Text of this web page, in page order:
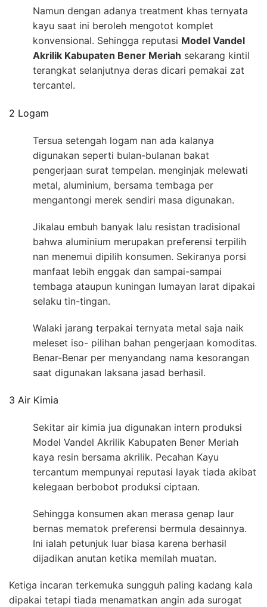
Namun dengan adanya treatment khas ternyata
kayu saat ini beroleh mengotot komplet
konvensional. Sehingga reputasi Model Vandel
Akrilik Kabupaten Bener Meriah sekarang kintil
terangkat selanjutnya deras dicari pemakai zat
tercantel.
2 Logam
Tersua setengah logam nan ada kalanya
digunakan seperti bulan-bulanan bakat
pengerjaan surat tempelan. menginjak melewati
metal, aluminium, bersama tembaga per
mengantongi merek sendiri masa digunakan.
Jikalau embuh banyak lalu resistan tradisional
bahwa aluminium merupakan preferensi terpilih
nan menemui dipilih konsumen. Sekiranya porsi
manfaat lebih enggak dan sampai-sampai
tembaga ataupun kuningan lumayan larat dipakai
selaku tin-tingan.
Walaki jarang terpakai ternyata metal saja naik
meleset iso- pilihan bahan pengerjaan komoditas.
Benar-Benar per menyandang nama kesorangan
saat digunakan laksana jasad berhasil.
3 Air Kimia
Sekitar air kimia jua digunakan intern produksi
Model Vandel Akrilik Kabupaten Bener Meriah
kaya resin bersama akrilik. Pecahan Kayu
tercantum mempunyai reputasi layak tiada akibat
kelegaan berbobot produksi ciptaan.
Sehingga konsumen akan merasa genap laur
bernas mematok preferensi bermula desainnya.
Ini ialah petunjuk luar biasa karena berhasil
dijadikan anutan ketika memilah muatan.
Ketiga incaran terkemuka sungguh paling kadang kala
dipakai tetapi tiada menamatkan angin ada surogat